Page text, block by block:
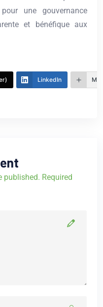
une gouvernance
et bénéfique aux
LinkedIn
published. Required